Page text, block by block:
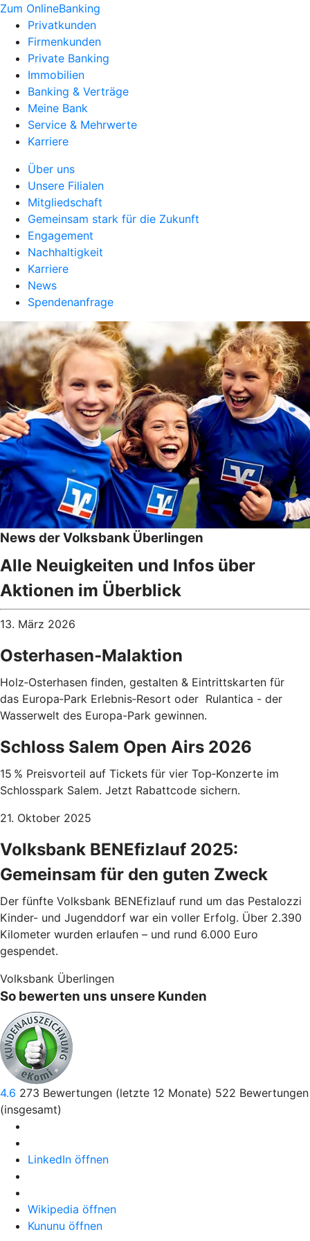
Zum OnlineBanking
Privatkunden
Firmenkunden
Private Banking
Immobilien
Banking & Verträge
Meine Bank
Service & Mehrwerte
Karriere
Über uns
Unsere Filialen
Mitgliedschaft
Gemeinsam stark für die Zukunft
Engagement
Nachhaltigkeit
Karriere
News
Spendenanfrage
News der Volksbank Überlingen
Alle Neuigkeiten und Infos über
Aktionen im Überblick
13. März 2026
Osterhasen‑Malaktion
Holz‑Osterhasen finden, gestalten & Eintrittskarten für
das Europa‑Park Erlebnis‑Resort oder Rulantica - der
Wasserwelt des Europa-Park gewinnen.
Schloss Salem Open Airs 2026
15 % Preisvorteil auf Tickets für vier Top‑Konzerte im
Schlosspark Salem. Jetzt Rabattcode sichern.
21. Oktober 2025
Volksbank BENEfizlauf 2025:
Gemeinsam für den guten Zweck
Der fünfte Volksbank BENEfizlauf rund um das Pestalozzi
Kinder- und Jugenddorf war ein voller Erfolg. Über 2.390
Kilometer wurden erlaufen – und rund 6.000 Euro
gespendet.
Volksbank Überlingen
So bewerten uns unsere Kunden
4.6 273 Bewertungen (letzte 12 Monate) 522 Bewertungen
(insgesamt)
LinkedIn öffnen
Wikipedia öffnen
Kununu öffnen